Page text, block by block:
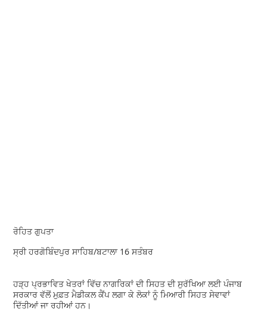
ਰੋਹਿਤ ਗੁਪਤਾ
ਸ੍ਰੀ ਹਰਗੋਬਿੰਦਪੁਰ ਸਾਹਿਬ/ਬਟਾਲਾ 16 ਸਤੰਬਰ
ਹੜ੍ਹ ਪ੍ਰਭਾਵਿਤ ਖੇਤਰਾਂ ਵਿੱਚ ਨਾਗਰਿਕਾਂ ਦੀ ਸਿਹਤ ਦੀ ਸੁਰੱਖਿਆ ਲਈ ਪੰਜਾਬ
ਸਰਕਾਰ ਵੱਲੋਂ ਮੁਫ਼ਤ ਮੈਡੀਕਲ ਕੈਂਪ ਲਗਾ ਕੇ ਲੋਕਾਂ ਨੂੰ ਮਿਆਰੀ ਸਿਹਤ ਸੇਵਾਵਾਂ
ਦਿੱਤੀਆਂ ਜਾ ਰਹੀਆਂ ਹਨ।